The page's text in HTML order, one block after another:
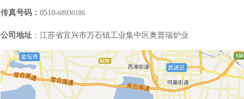
传真号码 ： 0510-68930186
公司地址 ：江苏省宜兴市万石镇工业集中区奥普瑞炉业